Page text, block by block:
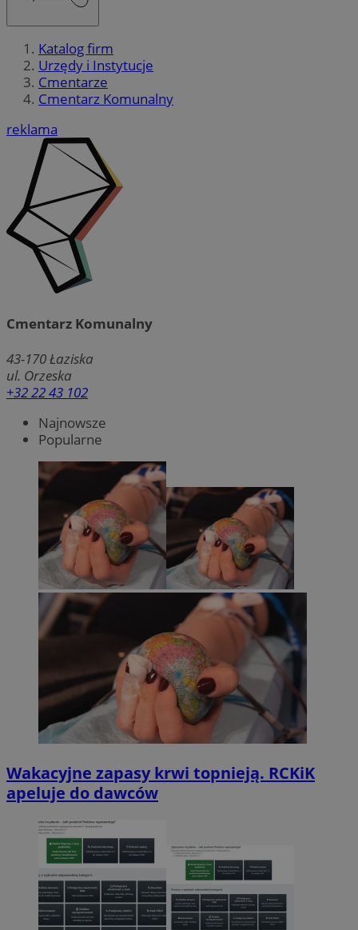
Katalog firm
Urzędy i Instytucje
Cmentarze
Cmentarz Komunalny
reklama
Cmentarz Komunalny
43-170Łaziska
ul. Orzeska
+32 22 43 102
Najnowsze
Popularne
Wakacyjne zapasy krwi topnieją. RCKiK
apeluje do dawców